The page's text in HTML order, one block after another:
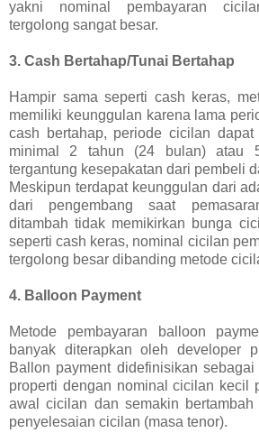
yakni nominal pembayaran
tergolong sangat besar.
3. Cash Bertahap/Tunai Bertahap
Hampir sama seperti cash keras,
memiliki keunggulan karena lama
cash bertahap, periode cicilan dapat
minimal 2 tahun (24 bulan) atau
tergantung kesepakatan dari pembeli
Meskipun terdapat keunggulan dari
dari pengembang saat
ditambah tidak memikirkan bunga
seperti cash keras, nominal cicilan
tergolong besar dibanding metode
4. Balloon Payment
Metode pembayaran balloon
banyak diterapkan oleh developer
Ballon payment didefinisikan
properti dengan nominal cicilan kecil
awal cicilan dan semakin
penyelesaian cicilan (masa tenor).